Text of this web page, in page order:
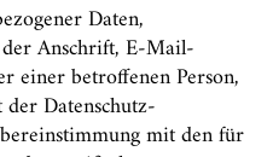
Daten,
der Anschrift, E-Mail-
einer betroffenen Person,
Datenschutz-
mit den für